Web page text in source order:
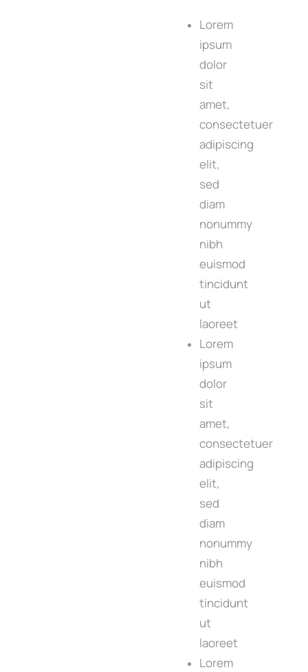
Lorem
ipsum
dolor
sit
amet,
consectetuer
adipiscing
elit,
sed
diam
nonummy
nibh
euismod
tincidunt
ut
laoreet
Lorem
ipsum
dolor
sit
amet,
consectetuer
adipiscing
elit,
sed
diam
nonummy
nibh
euismod
tincidunt
ut
laoreet
Lorem